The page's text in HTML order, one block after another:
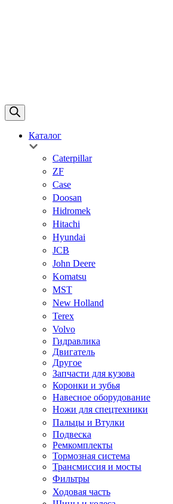
Каталог
Caterpillar
ZF
Case
Doosan
Hidromek
Hitachi
Hyundai
JCB
John Deere
Komatsu
MST
New Holland
Terex
Volvo
Гидравлика
Двигатель
Другое
Запчасти для кузова
Коронки и зубья
Навесное оборудование
Ножи для спецтехники
Пальцы и Втулки
Подвеска
Ремкомплекты
Тормозная система
Трансмиссия и мосты
Фильтры
Ходовая часть